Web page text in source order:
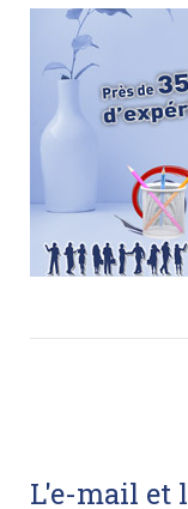
L'e-mail et